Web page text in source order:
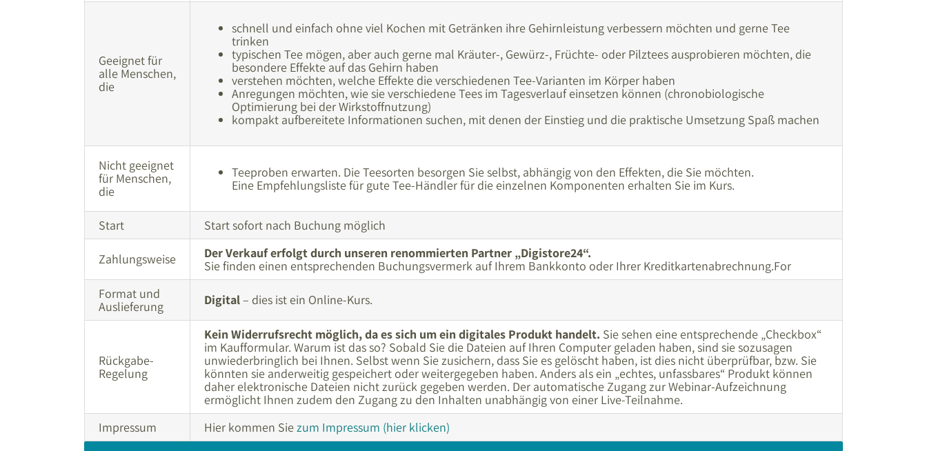
Geeignet für
alle Menschen,
die
schnell und einfach ohne viel Kochen mit Getränken ihre Gehirnleistung verbessern möchten und gerne Tee
trinken
typischen Tee mögen, aber auch gerne mal Kräuter-, Gewürz-, Früchte- oder Pilztees ausprobieren möchten, die
besondere Effekte auf das Gehirn haben
verstehen möchten, welche Effekte die verschiedenen Tee-Varianten im Körper haben
Anregungen möchten, wie sie verschiedene Tees im Tagesverlauf einsetzen können (chronobiologische
Optimierung bei der Wirkstoffnutzung)
kompakt aufbereitete Informationen suchen, mit denen der Einstieg und die praktische Umsetzung Spaß machen
Nicht geeignet
für Menschen,
die
Teeproben erwarten. Die Teesorten besorgen Sie selbst, abhängig von den Effekten, die Sie möchten.
Eine Empfehlungsliste für gute Tee-Händler für die einzelnen Komponenten erhalten Sie im Kurs.
Start Start sofort nach Buchung möglich
Zahlungsweise
Der Verkauf erfolgt durch unseren renommierten Partner „Digistore24“.
Sie finden einen entsprechenden Buchungsvermerk auf Ihrem Bankkonto oder Ihrer Kreditkartenabrechnung.For
Format und
Auslieferung
Digital– dies ist ein Online-Kurs.
Rückgabe-
Regelung
Kein Widerrufsrecht möglich, da es sich um ein digitales Produkt handelt. Sie sehen eine entsprechende „Checkbox“
im Kaufformular. Warum ist das so? Sobald Sie die Dateien auf Ihren Computer geladen haben, sind sie sozusagen
unwiederbringlich bei Ihnen. Selbst wenn Sie zusichern, dass Sie es gelöscht haben, ist dies nicht überprüfbar, bzw. Sie
könnten sie anderweitig gespeichert oder weitergegeben haben. Anders als ein „echtes, unfassbares“ Produkt können
daher elektronische Dateien nicht zurück gegeben werden. Der automatische Zugang zur Webinar-Aufzeichnung
ermöglicht Ihnen zudem den Zugang zu den Inhalten unabhängig von einer Live-Teilnahme.
Impressum
Hier kommen Siezum Impressum (hier klicken)